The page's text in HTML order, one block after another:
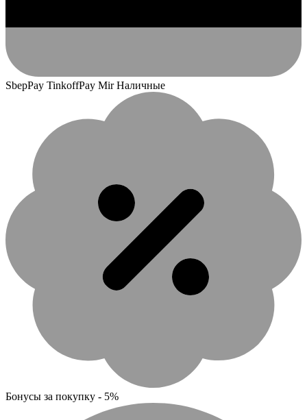
SbepPay TinkoffPay Mir Наличные
Бонусы за покупку - 5%